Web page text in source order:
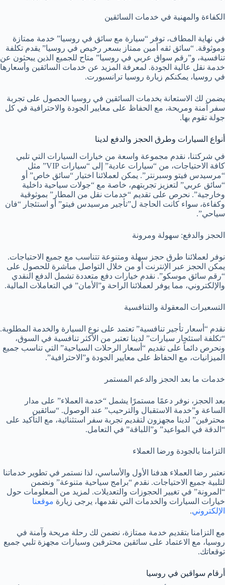
الكفاءة والمهنية في خدمات السائقين
في نهاية المطاف، توفر “سيارة مع سائق في روسيا” خدمة ممتازة
وموثوقة. “سائق ثقه أمين ممتاز بسعر رخيص في روسيا” يقدم تكلفة
تنافسية، و”رقم سواق عربي في روسيا” متاح للجميع الذين يبحثون عن
خدمة نقل عالية الجودة. لمعرفة المزيد عن خدمات السائقين وأسعارها
في روسيا، يمكنكم زيارة روسيا ترانسبورت.
يضمن لك الاستعانة بخدمات السائقين في روسيا الحصول على تجربة
سفر آمنة ومريحة، مع الحفاظ على معايير الجودة والاحترافية في كل
جولة تقوم بها.
أنواع السيارات وطرق الحجز والدفع لدينا
في شركتنا، نقدم مجموعة واسعة من خيارات السيارات التي تلبي
كافة الاحتياجات، من “سيارات عادية” إلى “سيارات VIP” مثل
“مرسيدس فيتو وسبرنتر”. يمكن لعملائنا اختيار “سائق خاص” أو
“سائق عربي” لتعزيز تجربتهم، خاصة مع “جولات سياحية داخلية
وخارجية”. نحرص على تقديم “خدمات نقل من المطار” بموثوقية
وكفاءة، سواء كانت الحاجة ل”تأجير مرسيدس فيتو” أو استئجار “فان
سياحي”.
الحجز والدفع: سهولة ومرونة
نوفر لعملائنا طرق حجز سهلة ومتنوعة تتناسب مع جميع الاحتياجات.
يمكن الحجز عبر الإنترنت أو من خلال التواصل مباشرة للحصول على
“رقم سائق موسكو”. نقدم خيارات دفع متعددة تشمل الدفع النقدي
والإلكتروني، مما يوفر لعملائنا الراحة و”الأمان” في التعاملات المالية.
التسعيرات المعقولة والتنافسية
نقدم “أسعار تأجير تنافسية” تعتمد على نوع السيارة والخدمة المطلوبة.
“تكلفة استئجار سيارات” لدينا تعتبر من الأكثر تنافسية في السوق،
ونحرص دائماً على تقديم “أسعار الرحلات السياحية” التي تناسب جميع
الميزانيات، مع الحفاظ على معايير الجودة و”الاحترافية”.
خدمات ما بعد الحجز والدعم المستمر
بعد الحجز، نوفر دعمًا مستمرًا يشمل “خدمة العملاء” على مدار
الساعة و”خدمة الاستقبال والترحيب” عند الوصول. “سائقين
محترفين” لدينا مجهزون لتقديم تجربة سفر استثنائية، مع التأكيد على
“الدقة في المواعيد” و”اللباقة” في التعامل.
التزامنا بالجودة ورضا العملاء
نعتبر رضا العملاء هدفنا الأول والأساسي، لذا نستمر في تطوير خدماتنا
لتلبية جميع الاحتياجات. نقدم “برامج سياحية متنوعة” ونضمن
“المرونة” في تغيير الحجوزات والتعديلات. لمزيد من المعلومات حول
خيارات السيارات والخدمات التي نقدمها، يرجى زيارة موقعنا
الإلكتروني.
مع التزامنا بتقديم خدمة ممتازة، نضمن لك رحلة مريحة وآمنة في
روسيا، مع الاعتماد على سائقين محترفين وسيارات مجهزة تلبي جميع
توقعاتك.
أرقام سواقين في روسيا